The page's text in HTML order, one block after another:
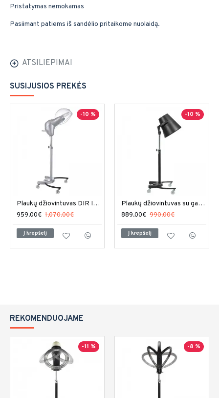
Pristatymas nemokamas
Pasiimant patiems iš sandėlio pritaikome nuolaidą.
ATSILIEPIMAI
SUSIJUSIOS PREKĖS
-10 %
Plaukų džiovintuvas DIR ION II
959.00€ 1,070.00€
Į krepšelį
-10 %
Plaukų džiovintuvas su gaubtu DIR Orion
889.00€ 990.00€
Į krepšelį
REKOMENDUOJAME
-11 % -8 %